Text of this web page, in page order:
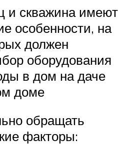
и скважина имеют
особенности, на
должен
оборудования
в дом на даче
доме
обращать
факторы: